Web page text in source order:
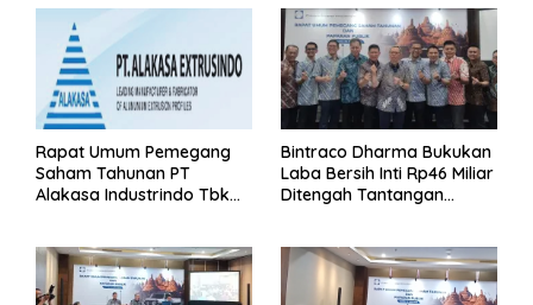
Rapat Umum Pemegang
Saham Tahunan PT
Alakasa Industrindo Tbk
Bintraco Dharma Bukukan
Laba Bersih Inti Rp46 Miliar
Ditengah Tantangan